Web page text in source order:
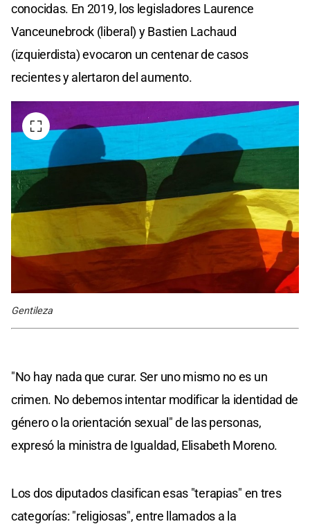
conocidas. En 2019, los legisladores Laurence
Vanceunebrock (liberal) y Bastien Lachaud
(izquierdista) evocaron un centenar de casos
recientes y alertaron del aumento.
Gentileza
"No hay nada que curar. Ser uno mismo no es un
crimen. No debemos intentar modificar la identidad de
género o la orientación sexual" de las personas,
expresó la ministra de Igualdad, Elisabeth Moreno.
Los dos diputados clasifican esas "terapias" en tres
categorías: "religiosas", entre llamados a la